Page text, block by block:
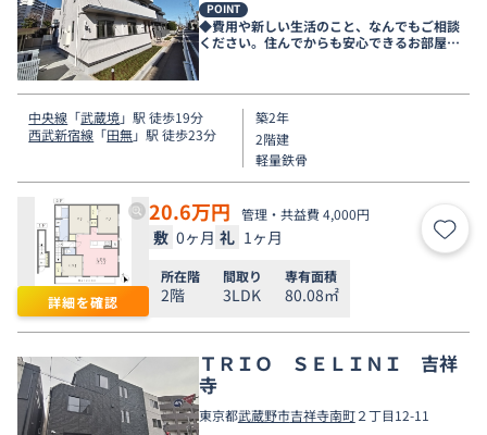
POINT
◆費用や新しい生活のこと、なんでもご相談
ください。住んでからも安心できるお部屋探
しをお手伝いします◆
中央線 「武蔵境」駅 徒歩19分
西武新宿線 「田無」駅 徒歩23分
築2年
2階建
軽量鉄骨
詳細を確認
20.6万円 管理・共益費 4,000円
敷 0ヶ月 礼 1ヶ月 お気
所在階
2階
間取り
3LDK
専有面積
80.08㎡
ＴＲＩＯ ＳＥＬＩＮＩ 吉祥
寺
東京都武蔵野市吉祥寺南町２丁目12-11